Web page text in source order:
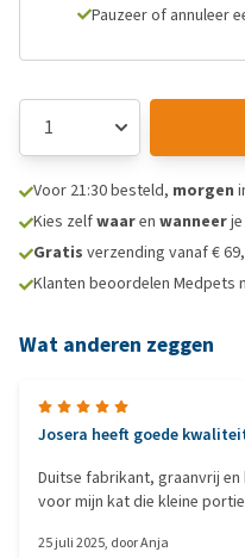
Pauzeer of annuleer
Voor 21:30 besteld, morgen
Kies zelfwaaren wanneer
Gratis verzending vanaf €
Klanten beoordelen Medpets
Wat anderen zeggen
Josera heeft goede
Duitse fabrikant, graanvrij
voor mijn kat die kleine
25 juli 2025, doorAnja